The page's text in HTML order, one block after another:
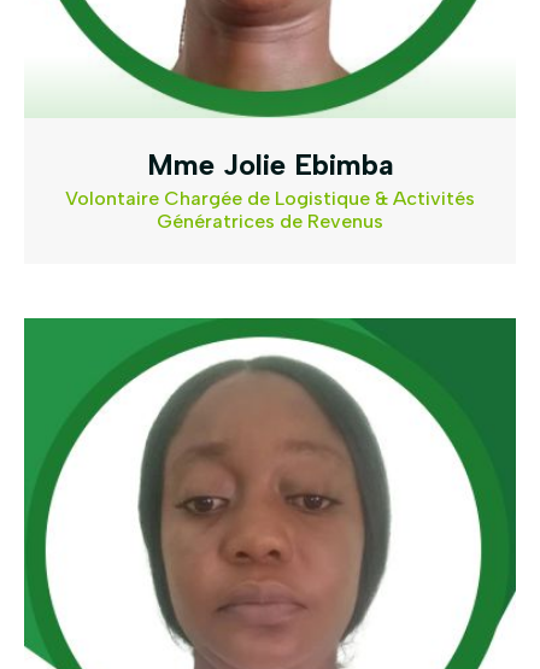
Mme Jolie Ebimba
Volontaire Chargée de Logistique & Activités
Génératrices de Revenus